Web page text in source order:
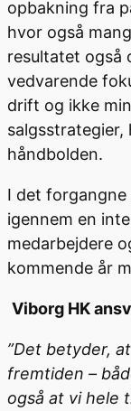
opbakning fra
hvor også
resultatet også
vedvarende
drift og ikke
håndbolden.
I det
igennem en
medarbejdere
kommende år
Viborg HK
”Det betyder,
fremtiden –
også at vi hele